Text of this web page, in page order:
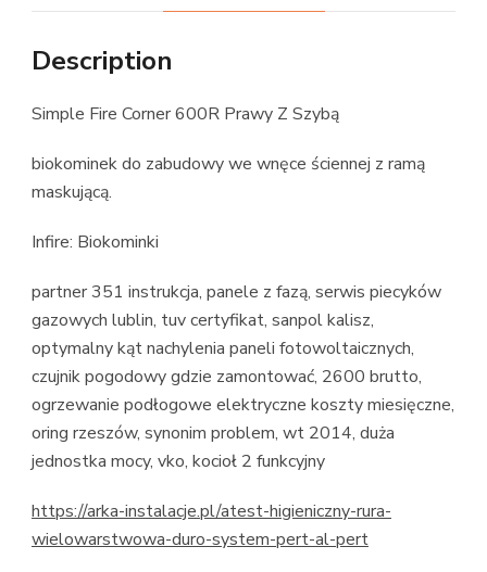
Description
Simple Fire Corner 600R Prawy Z Szybą
biokominek do zabudowy we wnęce ściennej z ramą
maskującą.
Infire: Biokominki
partner 351 instrukcja, panele z fazą, serwis piecyków
gazowych lublin, tuv certyfikat, sanpol kalisz,
optymalny kąt nachylenia paneli fotowoltaicznych,
czujnik pogodowy gdzie zamontować, 2600 brutto,
ogrzewanie podłogowe elektryczne koszty miesięczne,
oring rzeszów, synonim problem, wt 2014, duża
jednostka mocy, vko, kocioł 2 funkcyjny
https://arka-instalacje.pl/atest-higieniczny-rura-
wielowarstwowa-duro-system-pert-al-pert